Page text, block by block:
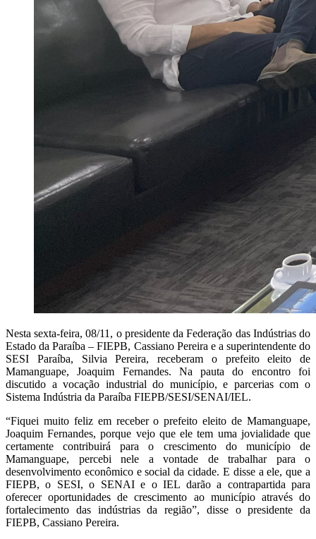
Nesta sexta-feira, 08/11, o presidente da Federação das Indústrias do
Estado da Paraíba – FIEPB, Cassiano Pereira e a superintendente do
SESI Paraíba, Silvia Pereira, receberam o prefeito eleito de
Mamanguape, Joaquim Fernandes. Na pauta do encontro foi
discutido a vocação industrial do município, e parcerias com o
Sistema Indústria da Paraíba FIEPB/SESI/SENAI/IEL.
“Fiquei muito feliz em receber o prefeito eleito de Mamanguape,
Joaquim Fernandes, porque vejo que ele tem uma jovialidade que
certamente contribuirá para o crescimento do município de
Mamanguape, percebi nele a vontade de trabalhar para o
desenvolvimento econômico e social da cidade. E disse a ele, que a
FIEPB, o SESI, o SENAI e o IEL darão a contrapartida para
oferecer oportunidades de crescimento ao município através do
fortalecimento das indústrias da região”, disse o presidente da
FIEPB, Cassiano Pereira.